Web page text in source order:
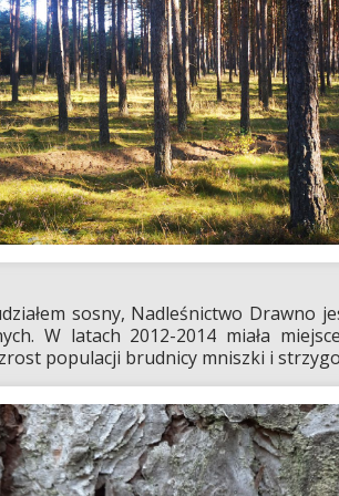
sosny, Nadleśnictwo Drawno
W latach 2012-2014 miała
populacji brudnicy mniszki i